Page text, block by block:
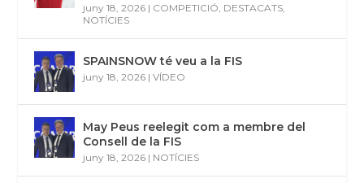
juny 18, 2026 | COMPETICIÓ DESTACATS
NOTÍCIES
SPAINSNOW té veu a la FIS
juny 18, 2026 |VÍDEO
May Peus reelegit com a membre del
Consell de la FIS
juny 18, 2026 | NOTÍCIES